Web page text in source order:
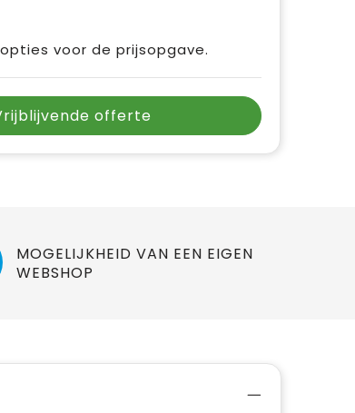
voor de prijsopgave.
offerte
MOGELIJKHEID VAN EEN EIGEN
WEBSHOP